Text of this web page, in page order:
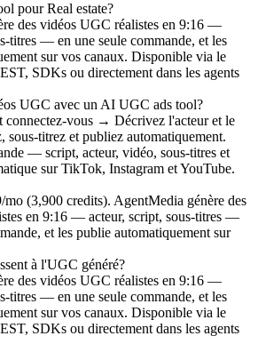
pour Real estate?
des vidéos UGC réalistes en 9:16 —
titres — en une seule commande, et les
sur vos canaux. Disponible via le
SDKs ou directement dans les agents
UGC avec un AI UGC ads tool?
connectez-vous → Décrivez l'acteur et le
titrez et publiez automatiquement.
— script, acteur, vidéo, sous-titres et
sur TikTok, Instagram et YouTube.
(3,900 credits). AgentMedia génère des
en 9:16 — acteur, script, sous-titres —
et les publie automatiquement sur
à l'UGC généré?
des vidéos UGC réalistes en 9:16 —
titres — en une seule commande, et les
sur vos canaux. Disponible via le
SDKs ou directement dans les agents